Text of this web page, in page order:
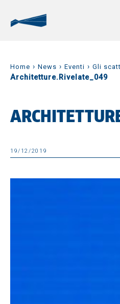
Home › News › Eventi › Gli
Architetture.Rivelate_049
19/12/2019